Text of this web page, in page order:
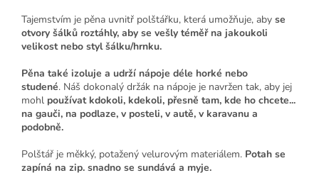
Tajemstvím je pěna uvnitř polštářku, která umožňuje, aby se
otvory šálků roztáhly, aby se vešly téměř na jakoukoli
velikost nebo styl šálku/hrnku.
Pěna také izoluje a udrží nápoje déle horké nebo
studené. Náš dokonalý držák na nápoje je navržen tak, aby jej
mohl používat kdokoli, kdekoli, přesně tam, kde ho chcete...
na gauči, na podlaze, v posteli, v autě, v karavanu a
podobně.
Polštář je měkký, potažený velurovým materiálem. Potah se
zapíná na zip. snadno se sundává a myje.